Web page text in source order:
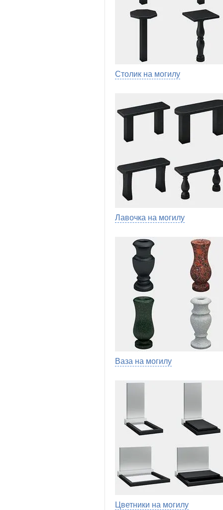
Столик на могилу
Лавочка на могилу
Ваза на могилу
Цветники на могилу